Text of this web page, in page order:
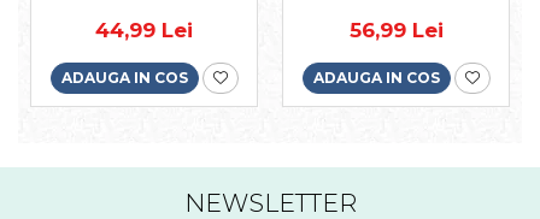
37x28x20 cm
44,99 Lei
ADAUGA IN COS
56,99 Lei
ADAUGA IN COS
NEWSLETTER